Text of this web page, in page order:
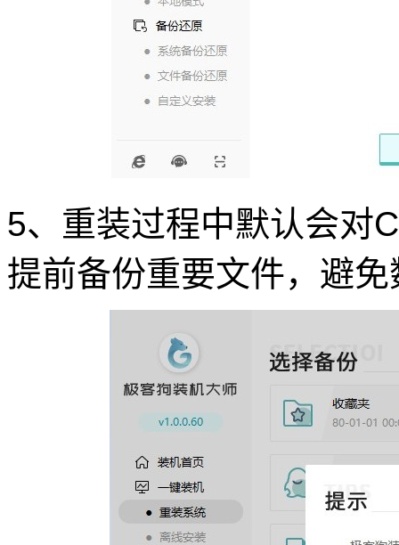
5、重装过程中默认会对
提前备份重要文件，避